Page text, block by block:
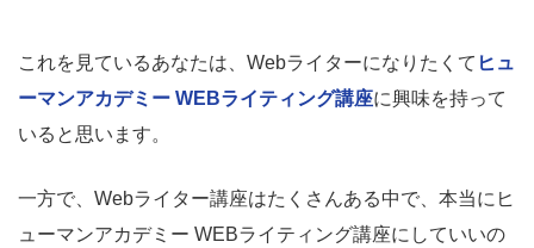
これを見ているあなたは、Webライターになりたくて ヒュ
ーマンアカデミー WEBライティング講座に興味を持って
いると思います。
一方で、Webライター講座はたくさんある中で、本当にヒ
ューマンアカデミー WEBライティング講座にしていいの